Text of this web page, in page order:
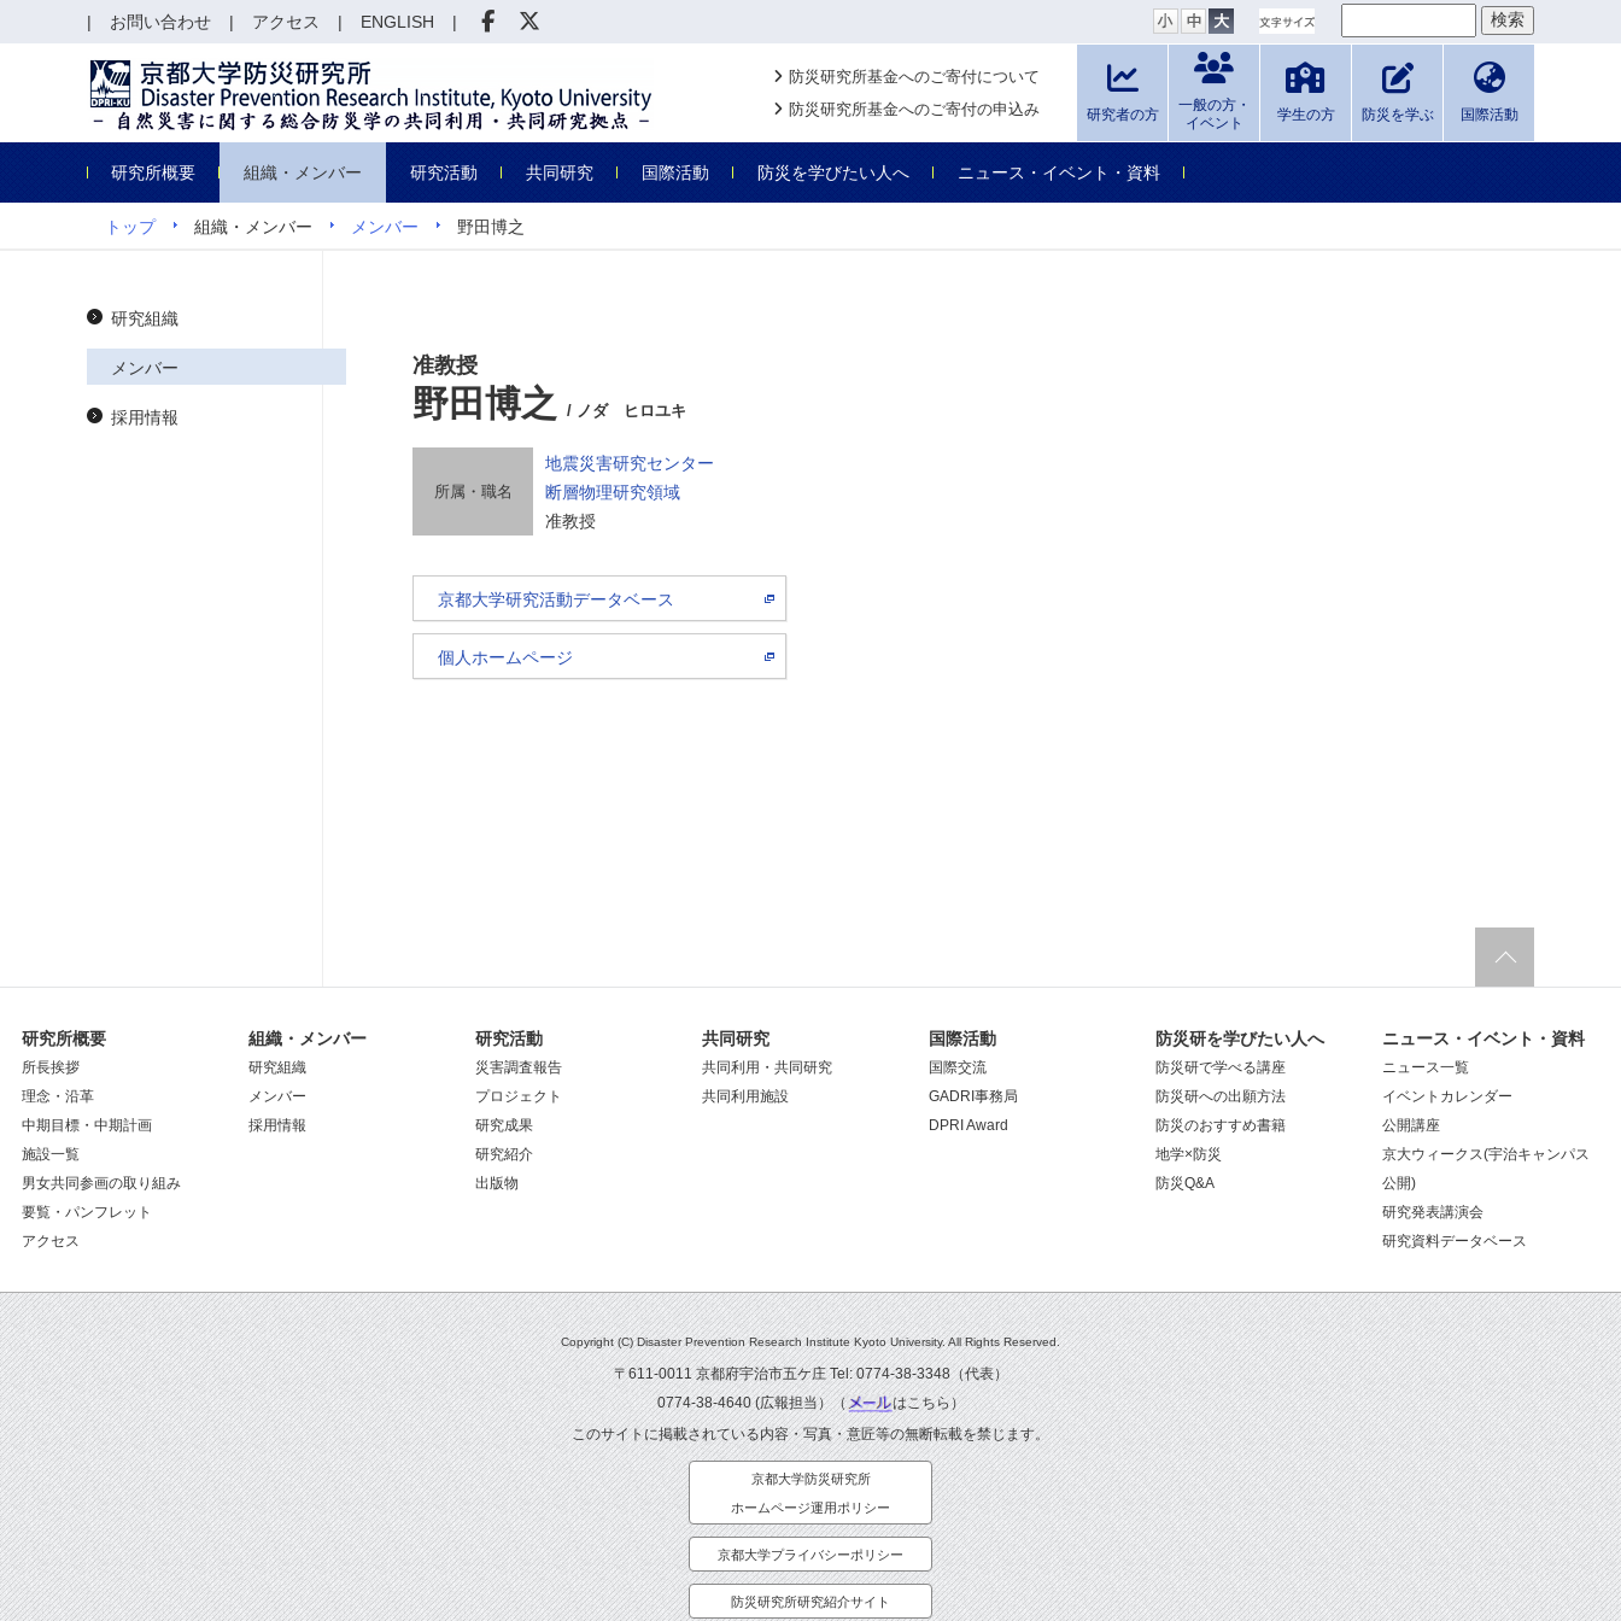
防災研究所基金へのご寄付について
防災研究所基金へのご寄付の申込み
研究者の方
一般の方・
イベント
学生の方 防災を学ぶ 国際活動
研究所概要 組織・メンバー 研究活動 共同研究 国際活動 防災を学びたい人へ ニュース・イベント・資料
お問い合わせ アクセス ENGLISH
トップ 組織・メンバー メンバー 野田博之
准教授
野田博之 / ノダ ヒロユキ
所属・職名
地震災害研究センター
断層物理研究領域
准教授
京都大学研究活動データベース
個人ホームページ
研究組織
メンバー
採用情報
研究所概要
所長挨拶
理念・沿革
中期目標・中期計画
施設一覧
男女共同参画の取り組み
要覧・パンフレット
アクセス
組織・メンバー
研究組織
メンバー
採用情報
研究活動
災害調査報告
プロジェクト
研究成果
研究紹介
出版物
共同研究
共同利用・共同研究
共同利用施設
国際活動
国際交流
GADRI事務局
DPRI Award
防災研を学びたい人へ
防災研で学べる講座
防災研への出願方法
防災のおすすめ書籍
地学×防災
防災Q&A
ニュース・イベント・資料
ニュース一覧
イベントカレンダー
公開講座
京大ウィークス(宇治キャンパス
公開)
研究発表講演会
研究資料データベース
Copyright (C) Disaster Prevention Research Institute Kyoto University. All Rights Reserved.
〒611-0011 京都府宇治市五ケ庄 Tel: 0774-38-3348（代表）
0774-38-4640 (広報担当）（
はこちら）
このサイトに掲載されている内容・写真・意匠等の無断転載を禁じます。
京都大学防災研究所
ホームページ運用ポリシー
京都大学プライバシーポリシー
防災研究所研究紹介サイト